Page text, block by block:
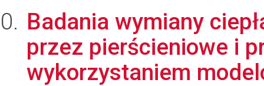
Badania wymiany
przez pierścieniowe i
wykorzystaniem